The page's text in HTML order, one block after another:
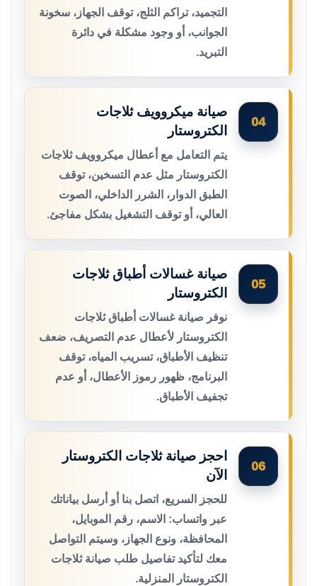
التجميد، تراكم الثلج، توقف الجهاز، سخونة
الجوانب، أو وجود مشكلة في دائرة
التبريد.
04
صيانة ميكروويف ثلاجات
الكتروستار
يتم التعامل مع أعطال ميكروويف ثلاجات
الكتروستار مثل عدم التسخين، توقف
الطبق الدوار، الشرر الداخلي، الصوت
العالي، أو توقف التشغيل بشكل مفاجئ.
05
صيانة غسالات أطباق ثلاجات
الكتروستار
نوفر صيانة غسالات أطباق ثلاجات
الكتروستار لأعطال عدم التصريف، ضعف
تنظيف الأطباق، تسريب المياه، توقف
البرنامج، ظهور رموز الأعطال، أو عدم
تجفيف الأطباق.
06
احجز صيانة ثلاجات الكتروستار
الآن
للحجز السريع، اتصل بنا أو أرسل بياناتك
عبر واتساب: الاسم، رقم الموبايل،
المحافظة، ونوع الجهاز، وسيتم التواصل
معك لتأكيد تفاصيل طلب صيانة ثلاجات
الكتروستار المنزلية.